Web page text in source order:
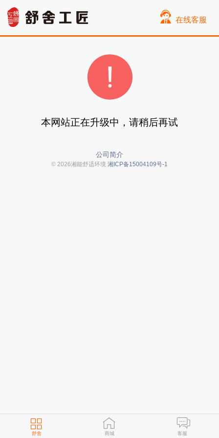
舒舍 商城 客服
在线客服
本网站正在升级中，请稍后再试
公司简介
© 2026湘能舒适环境 湘ICP备15004109号-1